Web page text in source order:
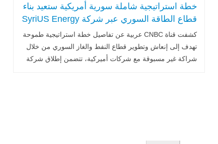
خطة استراتيجية شاملة سورية أمريكية ستعيد بناء
قطاع الطاقة السوري عبر شركة SyriUS Energy
كشفت قناة CNBC عربية عن تفاصيل خطة استراتيجية طموحة
تهدف إلى إنعاش وتطوير قطاع النفط والغاز السوري من خلال
شراكة غير مسبوقة مع شركات أميركية، تتضمن إطلاق شركة